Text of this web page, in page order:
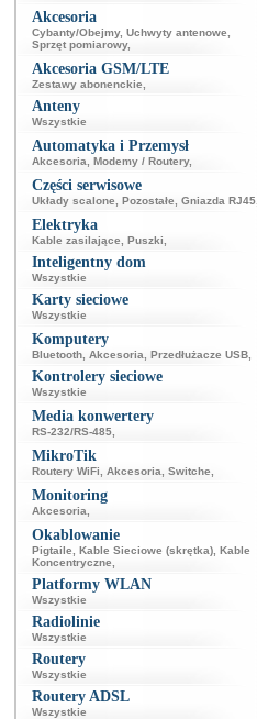
Akcesoria
Cybanty/Obejmy, Uchwyty antenowe
Sprzęt pomiarowy,
Akcesoria GSM/LTE
Zestawy abonenckie
Anteny
Wszystkie
Automatyka i Przemysł
Akcesoria Modemy / Routery,
Części serwisowe
Układy scalone Pozostałe Gniazda RJ45
Elektryka
Kable zasilające Puszki
Inteligentny dom
Wszystkie
Karty sieciowe
Wszystkie
Komputery
Bluetooth Akcesoria Przedłużacze USB
Kontrolery sieciowe
Wszystkie
Media konwertery
RS-232/RS-485
MikroTik
Routery WiFi Akcesoria Switche
Monitoring
Akcesoria
Okablowanie
Pigtaile Kable Sieciowe (skrętka) Kable
Koncentryczne
Platformy WLAN
Wszystkie
Radiolinie
Wszystkie
Routery
Wszystkie
Routery ADSL
Wszystkie